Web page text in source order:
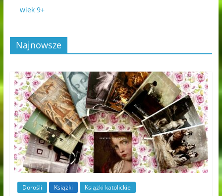
wiek 9+
Najnowsze
Dorośli Książki Książki katolickie